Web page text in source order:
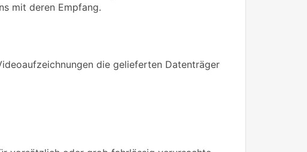
mit deren Empfang.
die gelieferten Datenträger